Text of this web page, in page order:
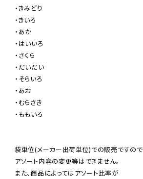
・きみどり
・きいろ
・あか
・はいいろ
・さくら
・だいだい
・そらいろ
・あお
・むらさき
・ももいろ
袋単位(メーカー出荷単位)での販売ですので
アソート内容の変更等はできません。
また、商品によってはアソート比率が